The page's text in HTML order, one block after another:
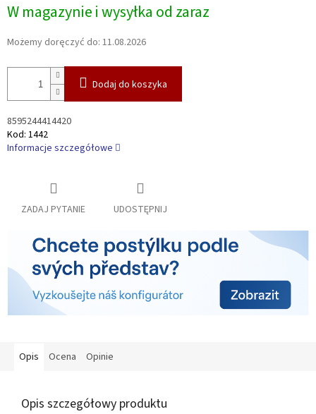
jednostkowa:
W magazynie i wysyłka od zaraz
Możemy doręczyć do: 11.08.2026
Dodaj do koszyka
8595244414420
Kod: 1442
Informacje szczegółowe
ZADAJ PYTANIE UDOSTĘPNIJ
Opis Ocena Opinie
Opis szczegółowy produktu